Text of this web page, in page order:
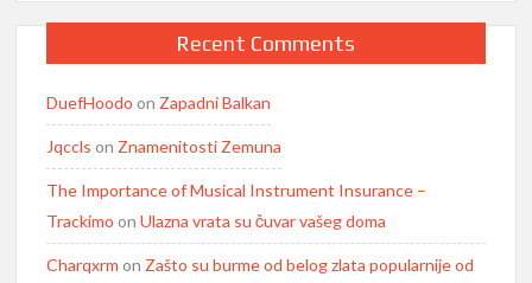
Recent Comments
DuefHoodo on Zapadni Balkan
Jqccls on Znamenitosti Zemuna
The Importance of Musical Instrument Insurance –
Trackimo onUlazna vrata su čuvar vašeg doma
Charqxrm on Zašto su burme od belog zlata popularnije od